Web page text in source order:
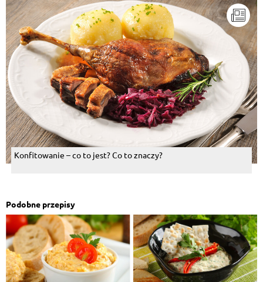
Konfitowanie – co to jest? Co to znaczy?
Podobne przepisy